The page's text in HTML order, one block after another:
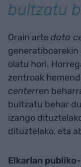
bultzatu
Orain arte data
generatiboarekin
olatu hori.
zentroak
centerren
bultzatu behar
izango
dituztelako, eta
Elkarlan